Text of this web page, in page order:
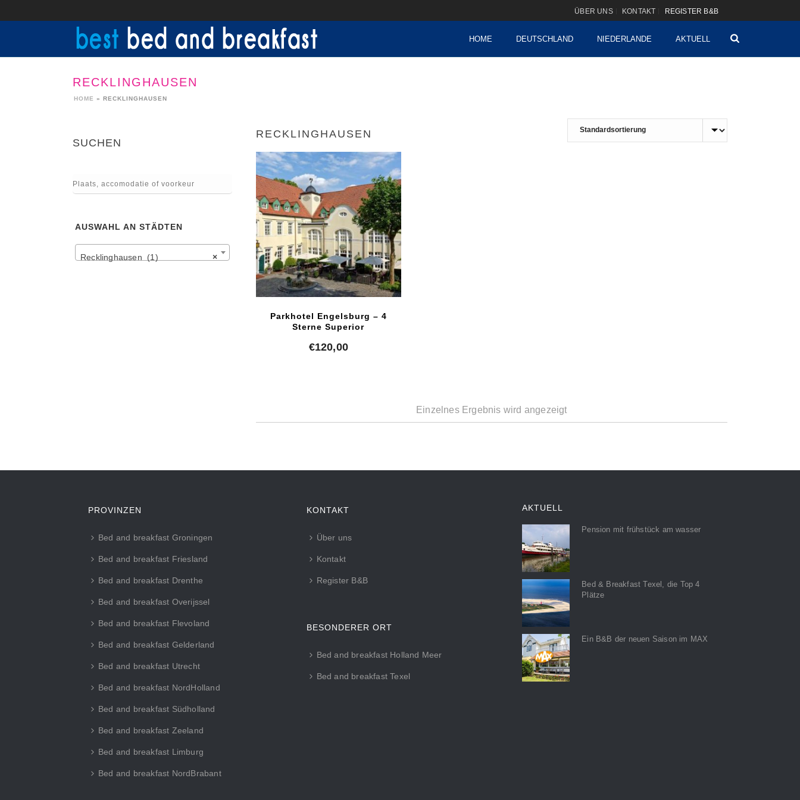
ÜBER UNS KONTAKT REGISTER B&B
HOME DEUTSCHLAND NIEDERLANDE AKTUELL
RECKLINGHAUSEN
HOME » RECKLINGHAUSEN
RECKLINGHAUSEN
Parkhotel Engelsburg – 4
Sterne Superior
€120,00
Einzelnes Ergebnis wird angezeigt
SUCHEN
AUSWAHL AN STÄDTEN
×
Recklinghausen (1)
PROVINZEN
Bed and breakfast Groningen
Bed and breakfast Friesland
Bed and breakfast Drenthe
Bed and breakfast Overijssel
Bed and breakfast Flevoland
Bed and breakfast Gelderland
Bed and breakfast Utrecht
Bed and breakfast NordHolland
Bed and breakfast Südholland
Bed and breakfast Zeeland
Bed and breakfast Limburg
Bed and breakfast NordBrabant
KONTAKT
Über uns
Kontakt
Register B&B
BESONDERER ORT
Bed and breakfast Holland Meer
Bed and breakfast Texel
AKTUELL
Pension mit frühstück am wasser
Bed & Breakfast Texel, die Top 4
Plätze
Ein B&B der neuen Saison im MAX